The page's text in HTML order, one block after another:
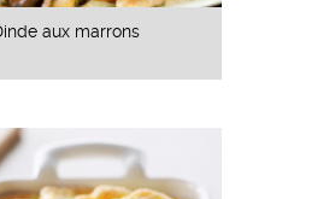
aux marrons